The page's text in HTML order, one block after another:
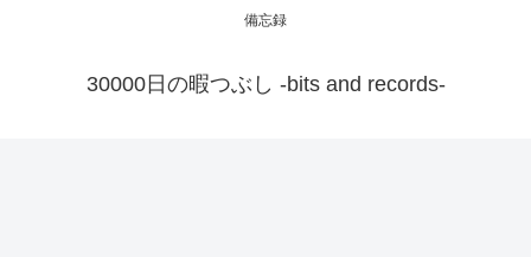
備忘録
30000日の暇つぶし -bits and records-